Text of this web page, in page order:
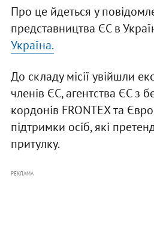
Про це йдеться у
представництва ЄС в
Україна.
До складу місії увійшли
членів ЄС, агентства ЄС з
кордонів FRONTEX та
підтримки осіб, які
притулку.
РЕКЛАМА